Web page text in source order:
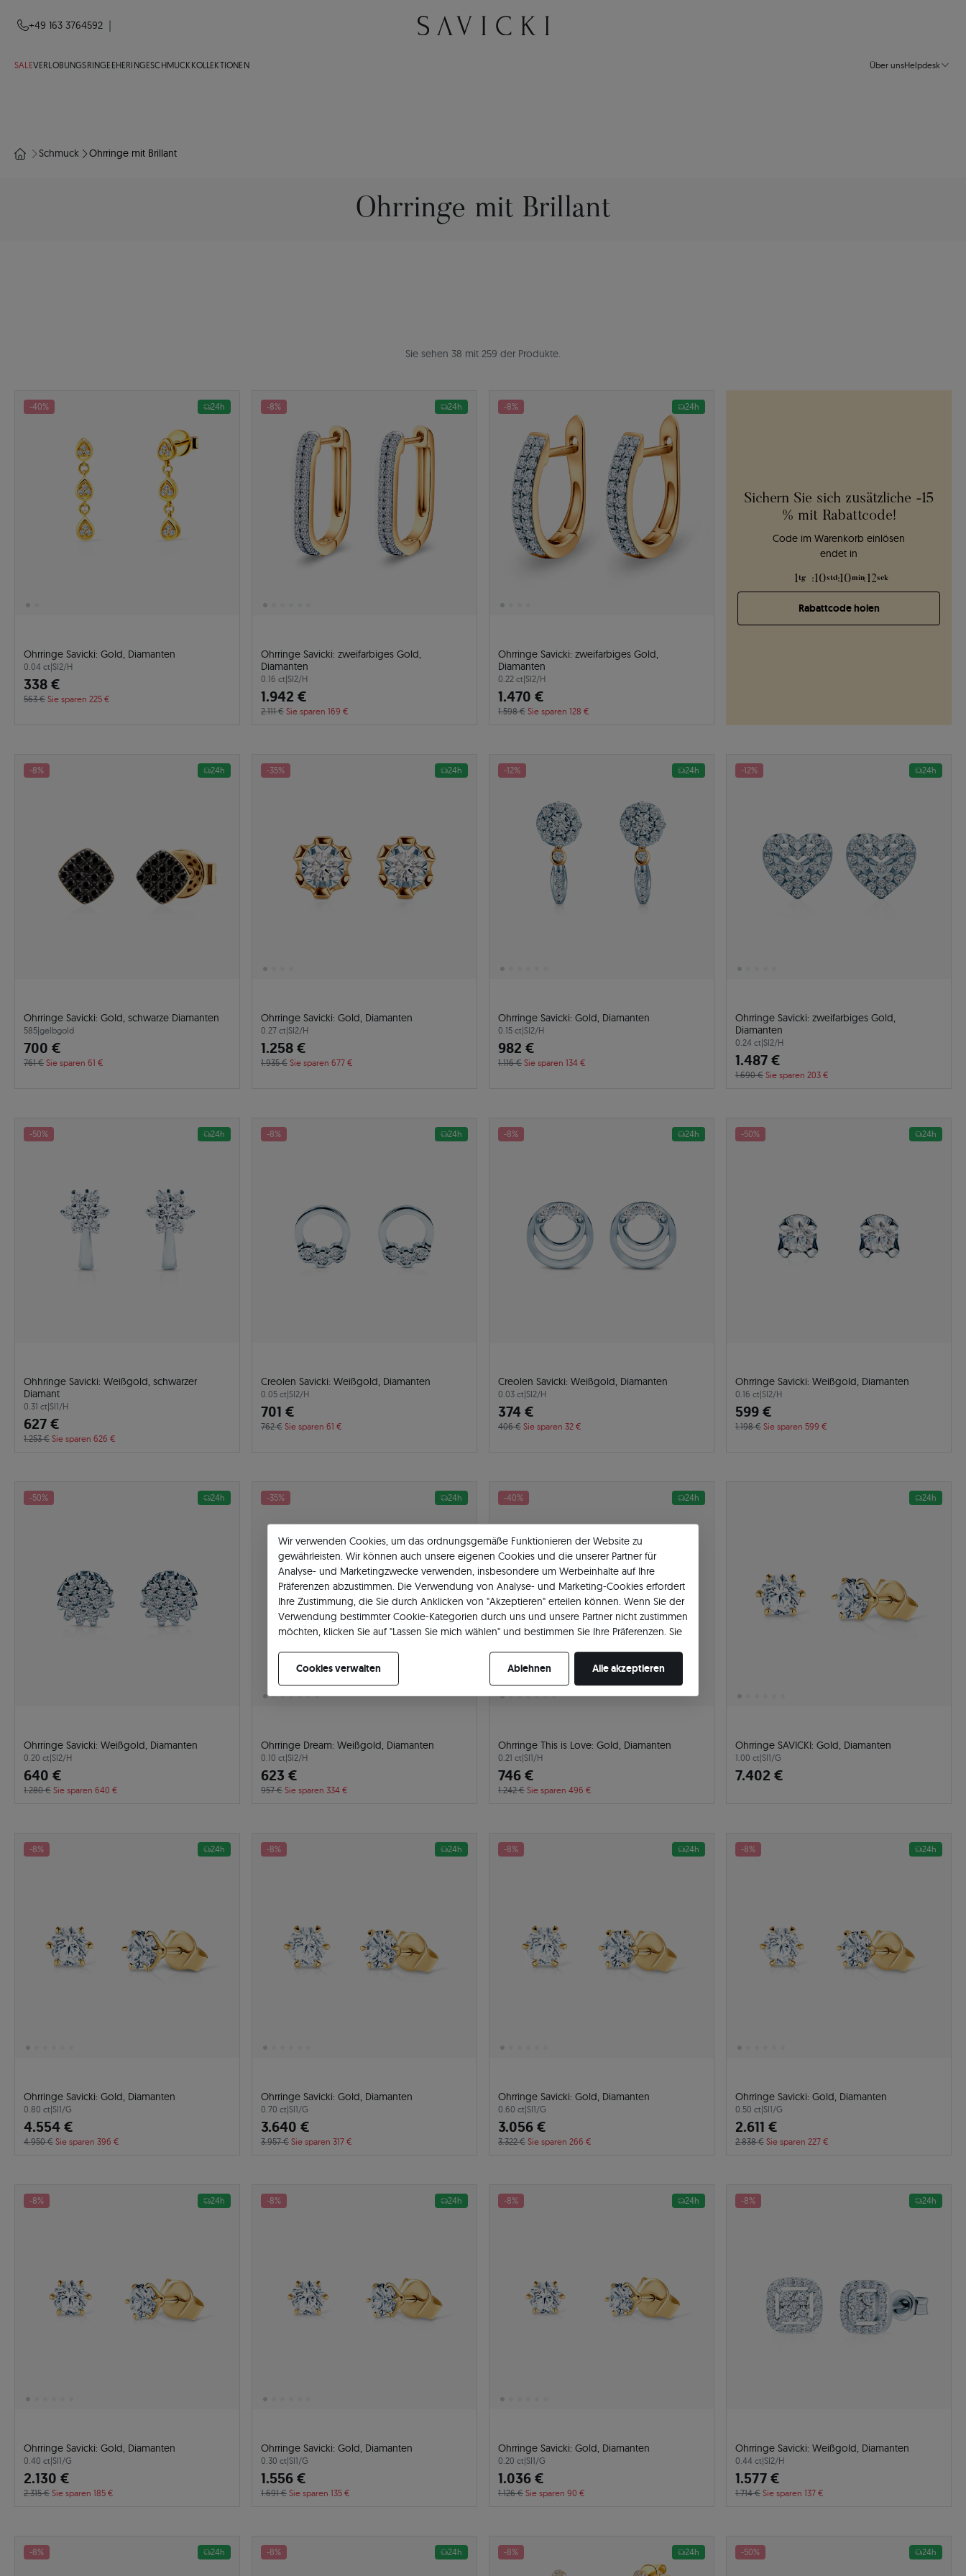
+49 163 3764592
SALEVERLOBUNGSRINGE EHERINGESCHMUCKKOLLEKTIONEN Über unsHelpdesk
Schmuck Ohrringe mit Brillant
Ohrringe mit Brillant
Sie sehen 38 mit 259 der Produkte.
Sichern Sie sich zusätzliche -15
% mit Rabattcode!
Code im Warenkorb einlösen
endet in
1 tg :10std:10min:11sek
Rabattcode holen
-40% 24h
Ohrringe Savicki: Gold, Diamanten
0.04 ct|SI2/H
338 €
563 € Sie sparen 225 €
-8% 24h
Ohrringe Savicki: zweifarbiges Gold,
Diamanten
0.16 ct|SI2/H
1.942 €
2.111 € Sie sparen 169 €
-8% 24h
Ohrringe Savicki: zweifarbiges Gold,
Diamanten
0.22 ct|SI2/H
1.470 €
1.598 € Sie sparen 128 €
-8% 24h
Ohrringe Savicki: Gold, schwarze Diamanten
585|gelbgold
700 €
761 € Sie sparen 61 €
-35% 24h
Ohrringe Savicki: Gold, Diamanten
0.27 ct|SI2/H
1.258 €
1.935 € Sie sparen 677 €
-12% 24h
Ohrringe Savicki: Gold, Diamanten
0.15 ct|SI2/H
982 €
1.116 € Sie sparen 134 €
-12% 24h
Ohrringe Savicki: zweifarbiges Gold,
Diamanten
0.24 ct|SI2/H
1.487 €
1.690 € Sie sparen 203 €
-50% 24h
Ohhringe Savicki: Weißgold, schwarzer
Diamant
0.31 ct|SI1/H
627 €
1.253 € Sie sparen 626 €
-8% 24h
Creolen Savicki: Weißgold, Diamanten
0.05 ct|SI2/H
701 €
762 € Sie sparen 61 €
-8% 24h
Creolen Savicki: Weißgold, Diamanten
0.03 ct|SI2/H
374 €
406 € Sie sparen 32 €
-50% 24h
Ohrringe Savicki: Weißgold, Diamanten
0.16 ct|SI2/H
599 €
1.198 € Sie sparen 599 €
-50% 24h
Ohrringe Savicki: Weißgold, Diamanten
0.20 ct|SI2/H
640 €
1.280 € Sie sparen 640 €
-35% 24h
Ohrringe Dream: Weißgold, Diamanten
0.10 ct|SI2/H
623 €
957 € Sie sparen 334 €
-40% 24h
Ohrringe This is Love: Gold, Diamanten
0.21 ct|SI1/H
746 €
1.242 € Sie sparen 496 €
24h
Ohrringe SAVICKI: Gold, Diamanten
1.00 ct|SI1/G
7.402 €
-8% 24h
Ohrringe Savicki: Gold, Diamanten
0.80 ct|SI1/G
4.554 €
4.950 € Sie sparen 396 €
-8% 24h
Ohrringe Savicki: Gold, Diamanten
0.70 ct|SI1/G
3.640 €
3.957 € Sie sparen 317 €
-8% 24h
Ohrringe Savicki: Gold, Diamanten
0.60 ct|SI1/G
3.056 €
3.322 € Sie sparen 266 €
-8% 24h
Ohrringe Savicki: Gold, Diamanten
0.50 ct|SI1/G
2.611 €
2.838 € Sie sparen 227 €
-8% 24h
Ohrringe Savicki: Gold, Diamanten
0.40 ct|SI1/G
2.130 €
2.315 € Sie sparen 185 €
-8% 24h
Ohrringe Savicki: Gold, Diamanten
0.30 ct|SI1/G
1.556 €
1.691 € Sie sparen 135 €
-8% 24h
Ohrringe Savicki: Gold, Diamanten
0.20 ct|SI1/G
1.036 €
1.126 € Sie sparen 90 €
-8% 24h
Ohrringe Savicki: Weißgold, Diamanten
0.44 ct|SI2/H
1.577 €
1.714 € Sie sparen 137 €
-8% 24h -8% 24h -8% 24h -50% 24h
Wir verwenden Cookies, um das ordnungsgemäße Funktionieren der Website zu
gewährleisten. Wir können auch unsere eigenen Cookies und die unserer Partner für
Analyse- und Marketingzwecke verwenden, insbesondere um Werbeinhalte auf Ihre
Präferenzen abzustimmen. Die Verwendung von Analyse- und Marketing-Cookies erfordert
Ihre Zustimmung, die Sie durch Anklicken von "Akzeptieren" erteilen können. Wenn Sie der
Verwendung bestimmter Cookie-Kategorien durch uns und unsere Partner nicht zustimmen
möchten, klicken Sie auf "Lassen Sie mich wählen" und bestimmen Sie Ihre Präferenzen. Sie
Cookies verwalten
Ablehnen Alle akzeptieren